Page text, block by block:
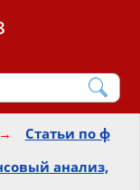
→
Статьи по ф
анализ,